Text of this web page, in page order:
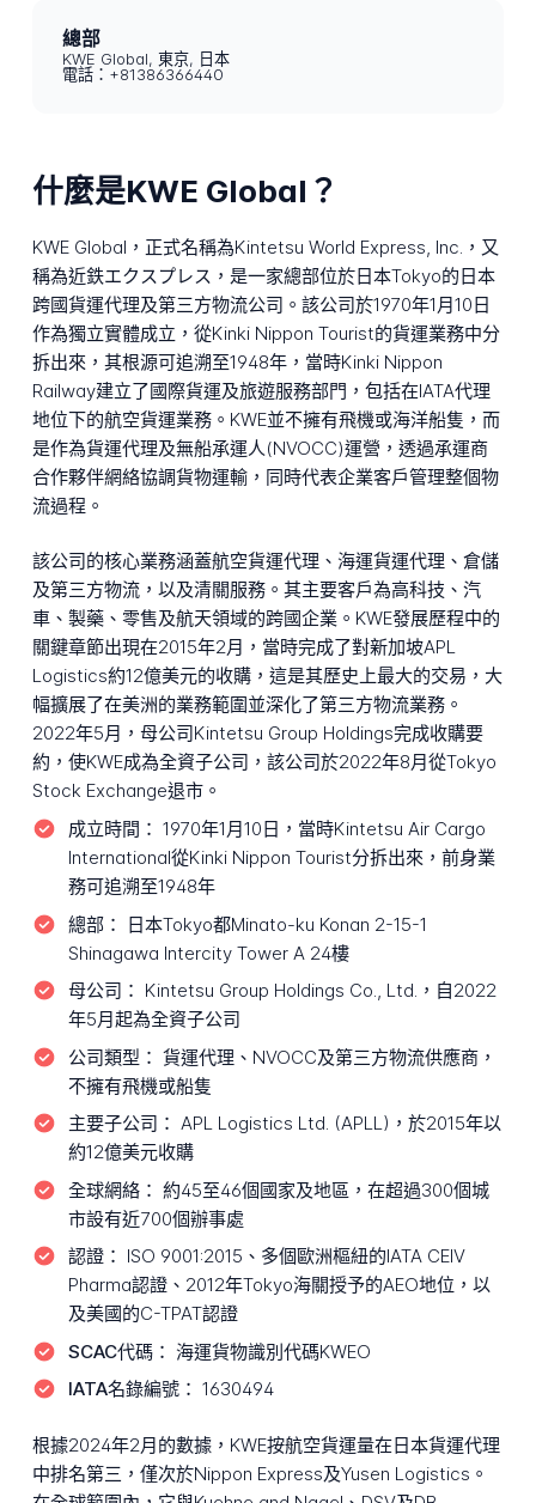
總部
KWE Global, 東京, 日本
電話：+81386366440
什麼是KWE Global？
KWE Global，正式名稱為Kintetsu World Express, Inc.，又
稱為近鉄エクスプレス，是一家總部位於日本Tokyo的日本
跨國貨運代理及第三方物流公司。該公司於1970年1月10日
作為獨立實體成立，從Kinki Nippon Tourist的貨運業務中分
拆出來，其根源可追溯至1948年，當時Kinki Nippon
Railway建立了國際貨運及旅遊服務部門，包括在IATA代理
地位下的航空貨運業務。KWE並不擁有飛機或海洋船隻，而
是作為貨運代理及無船承運人(NVOCC)運營，透過承運商
合作夥伴網絡協調貨物運輸，同時代表企業客戶管理整個物
流過程。
該公司的核心業務涵蓋航空貨運代理、海運貨運代理、倉儲
及第三方物流，以及清關服務。其主要客戶為高科技、汽
車、製藥、零售及航天領域的跨國企業。KWE發展歷程中的
關鍵章節出現在2015年2月，當時完成了對新加坡APL
Logistics約12億美元的收購，這是其歷史上最大的交易，大
幅擴展了在美洲的業務範圍並深化了第三方物流業務。
2022年5月，母公司Kintetsu Group Holdings完成收購要
約，使KWE成為全資子公司，該公司於2022年8月從Tokyo
Stock Exchange退市。
成立時間： 1970年1月10日，當時Kintetsu Air Cargo
International從Kinki Nippon Tourist分拆出來，前身業
務可追溯至1948年
總部：
日本Tokyo都Minato-ku Konan 2-15-1
Shinagawa Intercity Tower A 24樓
母公司： Kintetsu Group Holdings Co., Ltd.，自2022
年5月起為全資子公司
公司類型： 貨運代理、NVOCC及第三方物流供應商，
不擁有飛機或船隻
主要子公司： APL Logistics Ltd. (APLL)，於2015年以
約12億美元收購
全球網絡： 約45至46個國家及地區，在超過300個城
市設有近700個辦事處
認證： ISO 9001:2015、多個歐洲樞紐的IATA CEIV
Pharma認證、2012年Tokyo海關授予的AEO地位，以
及美國的C-TPAT認證
SCAC代碼： 海運貨物識別代碼KWEO
IATA名錄編號： 1630494
根據2024年2月的數據，KWE按航空貨運量在日本貨運代理
中排名第三，僅次於Nippon Express及Yusen Logistics。